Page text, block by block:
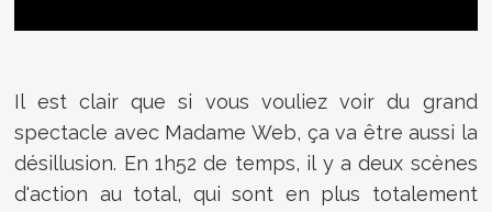
Il est clair que si vous vouliez voir du grand
spectacle avec Madame Web, ça va être aussi la
désillusion. En 1h52 de temps, il y a deux scènes
d'action au total, qui sont en plus totalement